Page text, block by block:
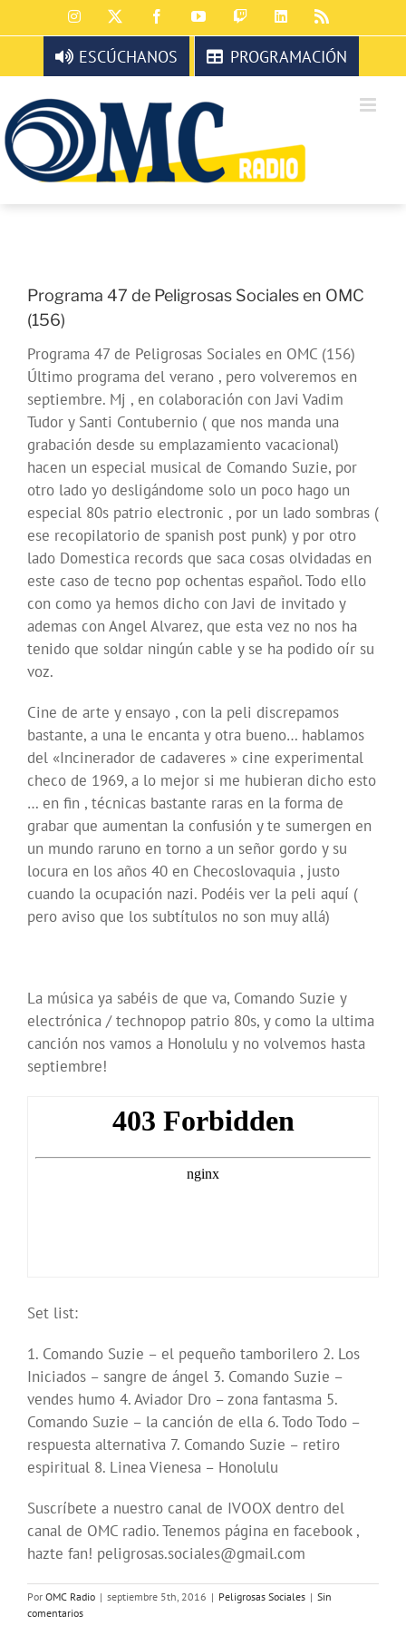
al
contenido
Instagram FacebookYouTubeTwitchLinkedIn
ESCÚCHANOS PROGRAMACIÓN
Programa 47 de Peligrosas Sociales en OMC
(156)
Programa 47 de Peligrosas Sociales en OMC (156)
Último programa del verano , pero volveremos en
septiembre. Mj , en colaboración con Javi Vadim
Tudor y Santi Contubernio ( que nos manda una
grabación desde su emplazamiento vacacional)
hacen un especial musical de Comando Suzie, por
otro lado yo desligándome solo un poco hago un
especial 80s patrio electronic , por un lado sombras (
ese recopilatorio de spanish post punk) y por otro
lado Domestica records que saca cosas olvidadas en
este caso de tecno pop ochentas español. Todo ello
con como ya hemos dicho con Javi de invitado y
ademas con Angel Alvarez, que esta vez no nos ha
tenido que soldar ningún cable y se ha podido oír su
voz.
Cine de arte y ensayo , con la peli discrepamos
bastante, a una le encanta y otra bueno… hablamos
del «Incinerador de cadaveres » cine experimental
checo de 1969, a lo mejor si me hubieran dicho esto
… en fin , técnicas bastante raras en la forma de
grabar que aumentan la confusión y te sumergen en
un mundo raruno en torno a un señor gordo y su
locura en los años 40 en Checoslovaquia , justo
cuando la ocupación nazi. Podéis ver la peli aquí (
pero aviso que los subtítulos no son muy allá)
La música ya sabéis de que va, Comando Suzie y
electrónica / technopop patrio 80s, y como la ultima
canción nos vamos a Honolulu y no volvemos hasta
septiembre!
Set list:
1. Comando Suzie – el pequeño tamborilero 2. Los
Iniciados – sangre de ángel 3. Comando Suzie –
vendes humo 4. Aviador Dro – zona fantasma 5.
Comando Suzie – la canción de ella 6. Todo Todo –
respuesta alternativa 7. Comando Suzie – retiro
espiritual 8. Linea Vienesa – Honolulu
Suscríbete a nuestro canal de IVOOX dentro del
canal de OMC radio. Tenemos página en facebook ,
hazte fan! peligrosas.sociales@gmail.com
Por OMC Radio | septiembre 5th, 2016 | Peligrosas Sociales | Sin
comentarios